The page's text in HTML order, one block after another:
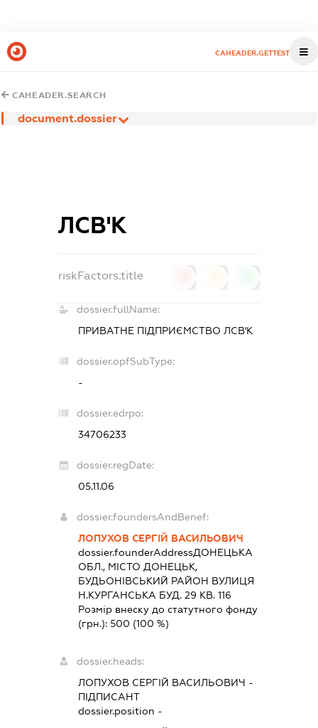
CAHEADER.GETTEST
CAHEADER.SEARCH
document.dossier
ЛСВ'К
riskFactors.title
dossier.fullName:
ПРИВАТНЕ ПІДПРИЄМСТВО ЛСВ'К
dossier.opfSubType:
-
dossier.edrpo:
34706233
dossier.regDate:
05.11.06
dossier.foundersAndBenef:
ЛОПУХОВ СЕРГІЙ ВАСИЛЬОВИЧ
dossier.founderAddressДОНЕЦЬКА
ОБЛ., МІСТО ДОНЕЦЬК,
БУДЬОНІВСЬКИЙ РАЙОН ВУЛИЦЯ
Н.КУРГАНСЬКА БУД. 29 КВ. 116
Розмір внеску до статутного фонду
(грн.): 500 (100 %)
dossier.heads:
ЛОПУХОВ СЕРГІЙ ВАСИЛЬОВИЧ -
ПІДПИСАНТ
dossier.position -